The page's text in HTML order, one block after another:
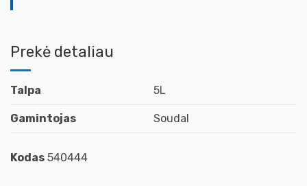
Prekė detaliau
Talpa 5L
Gamintojas Soudal
Kodas 540444